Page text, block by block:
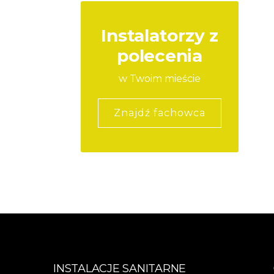
Instalatorzy z
polecenia
w Twoim mieście
Znajdź fachowca
INSTALACJE SANITARNE